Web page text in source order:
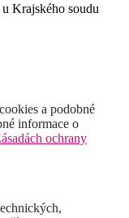
Krajského soudu
a podobné
informace o
ochrany